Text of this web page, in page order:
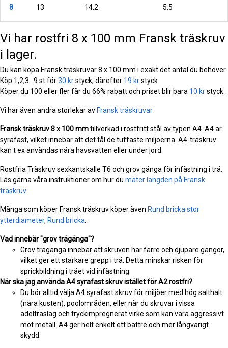
8
13 14.2 5.5
Vi har rostfri 8 x 100 mm Fransk träskruv
i lager.
Du kan köpa Fransk träskruvar 8 x 100 mm i exakt det antal du behöver.
Köp 1,2,3...9 st för30 krstyck, därefter 19 krstyck.
Köper du 100 eller fler får du 66% rabatt och priset blir bara 10 krstyck.
Vi har även andra storlekar av Fransk träskruvar
Fransk träskruv8 x 100 mmtillverkad i rostfritt stål av typen A4. A4 är
syrafast, vilket innebär att det tål de tuffaste miljöerna. A4-träskruv
kan t ex användas nära havsvatten eller under jord.
Rostfria Träskruv sexkantskalle T6 och grov gänga för infästning i trä.
Läs gärna våra instruktioner om hur du mäter längden på Fransk
träskruv
Många som köper Fransk träskruv köper även Rund bricka stor
ytterdiameter, Rund bricka
Vad innebär "grov trägänga"?
Grov trägänga innebär att skruven har färre och djupare gängor,
vilket ger ett starkare grepp i trä. Detta minskar risken för
sprickbildning i träet vid infästning.
När ska jag använda A4 syrafast skruv istället för A2 rostfri?
Du bör alltid välja A4 syrafast skruv för miljöer med hög salthalt
(nära kusten), poolområden, eller när du skruvar i vissa
ädelträslag och tryckimpregnerat virke som kan vara aggressivt
mot metall. A4 ger helt enkelt ett bättre och mer långvarigt
skydd.